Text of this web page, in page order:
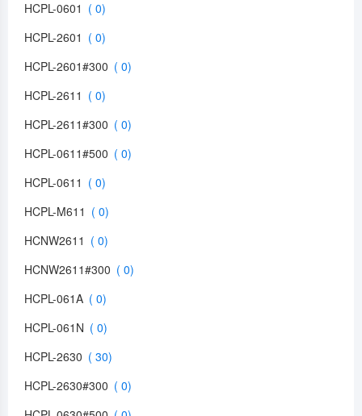
HCPL-0601
HCPL-2601
HCPL-2601#300
HCPL-2611
HCPL-2611#300
HCPL-0611#500
HCPL-0611
HCPL-M611
HCNW2611
HCNW2611#300
HCPL-061A
HCPL-061N
HCPL-2630
HCPL-2630#300